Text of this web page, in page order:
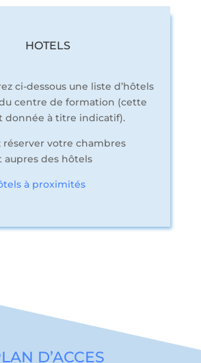
HOTELS
ci-dessous une liste d’hôtels
centre de formation (cette
donnée à titre indicatif).
réserver votre chambres
des hôtels
à proximités
D’ACCES